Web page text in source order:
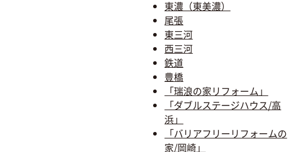
東濃（東美濃）
尾張
東三河
西三河
鉄道
豊橋
「瑞浪の家リフォーム」
「ダブルステージハウス/高
浜」
「バリアフリーリフォームの
家/岡崎」